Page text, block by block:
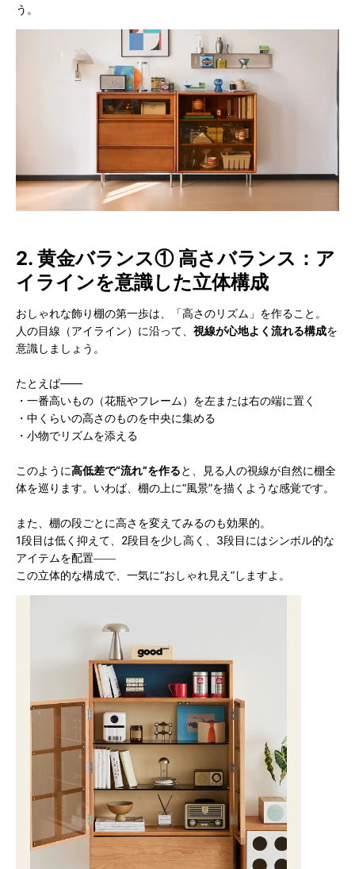
う。
2. 黄金バランス① 高さバランス：ア
イラインを意識した立体構成
おしゃれな飾り棚の第一歩は、「高さのリズム」を作ること。
人の目線（アイライン）に沿って、 視線が心地よく流れる構成を
意識しましょう。
たとえば——
・一番高いもの（花瓶やフレーム）を左または右の端に置く
・中くらいの高さのものを中央に集める
・小物でリズムを添える
このように高低差で“流れ”を作ると、見る人の視線が自然に棚全
体を巡ります。いわば、棚の上に“風景”を描くような感覚です。
また、棚の段ごとに高さを変えてみるのも効果的。
1段目は低く抑えて、2段目を少し高く、3段目にはシンボル的な
アイテムを配置――
この立体的な構成で、一気に“おしゃれ見え”しますよ。